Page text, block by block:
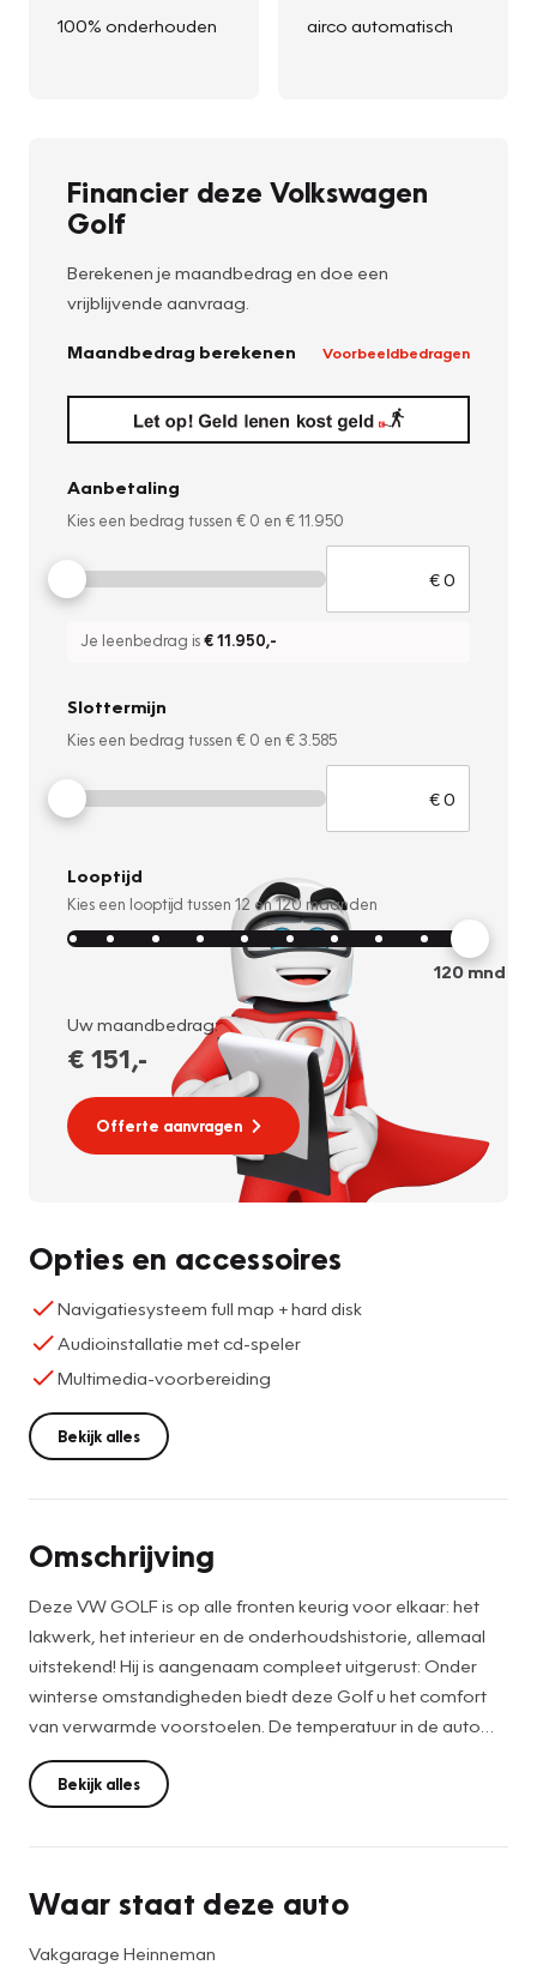
100% onderhouden airco automatisch
Financier deze Volkswagen
Golf
Berekenen je maandbedrag en doe een
vrijblijvende aanvraag.
Maandbedrag berekenen Voorbeeldbedragen
Aanbetaling
Kies een bedrag tussen € 0 en € 11.950
Je leenbedrag is€ 11.950,-
Slottermijn
Kies een bedrag tussen € 0 en € 3.585
Looptijd
Kies een looptijd tussen 12 en120 maanden
120mnd
Uw maandbedrag:
€ 151,-
Offerte aanvragen
Opties en accessoires
Navigatiesysteem full map + hard disk
Audioinstallatie met cd-speler
Multimedia-voorbereiding
Bekijk alles
Omschrijving
Deze VW GOLF is op alle fronten keurig voor elkaar: het
lakwerk, het interieur en de onderhoudshistorie, allemaal
uitstekend! Hij is aangenaam compleet uitgerust: Onder
winterse omstandigheden biedt deze Golf u het comfort
van verwarmde voorstoelen. De temperatuur in de auto
wordt aangenaam gehouden door de automatische
airco/verwarming. Bij het parkeren wordt u niet alleen
geassisteerd door sensoren achter en voor, hij kan zelfs
Bekijk alles
Waar staat deze auto
Vakgarage Heinneman